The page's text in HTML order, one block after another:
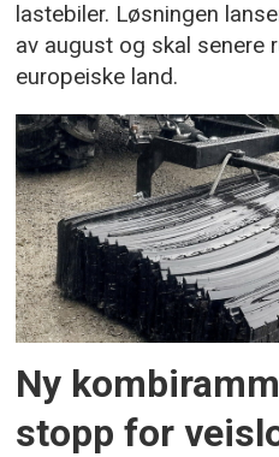
lastebiler. Løsningen
av august og skal senere
europeiske land.
Ny
stopp for